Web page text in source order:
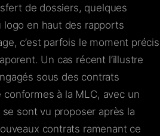
de dossiers, quelques
logo en haut des rapports
c’est parfois le moment précis
Un cas récent l’illustre
sous des contrats
conformes à la MLC, avec un
sont vu proposer après la
contrats ramenant ce